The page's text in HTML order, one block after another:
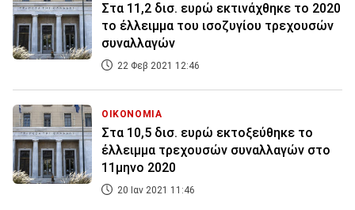
Στα 11,2 δισ. ευρώ εκτινάχθηκε το 2020
το έλλειμμα του ισοζυγίου τρεχουσών
συναλλαγών
22 Φεβ 2021 12:46
ΟΙΚΟΝΟΜΙΑ
Στα 10,5 δισ. ευρώ εκτοξεύθηκε το
έλλειμμα τρεχουσών συναλλαγών στο
11μηνο 2020
20 Ιαν 2021 11:46